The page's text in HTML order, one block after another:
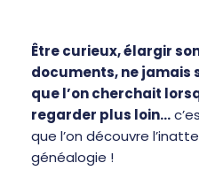
Être curieux, élargir
documents, ne jamais
que l’on cherchait
regarder plus loin…
que l’on découvre
généalogie !